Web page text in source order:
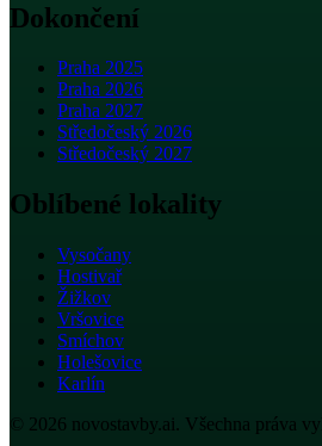
Dokončení
Praha 2025
Praha 2026
Praha 2027
Středočeský 2026
Středočeský 2027
Oblíbené lokality
Vysočany
Hostivař
Žižkov
Vršovice
Smíchov
Holešovice
Karlín
© 2026 novostavby.ai. Všechna práva